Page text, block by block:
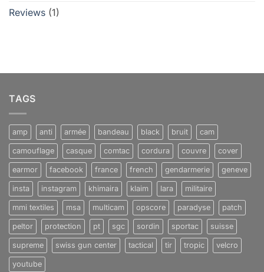
Reviews (1)
TAGS
amp anti armée bandeau black bruit cam
camouflage casque comtac cordura couvre cover
earmor facebook france french gendarmerie geneve
insta instagram khimaira klaim lara militaire
mmi textiles msa multicam opscore paradyse patch
peltor protection pt sgc sordin sportac suisse
supreme swiss gun center tactical tir tropic velcro
youtube